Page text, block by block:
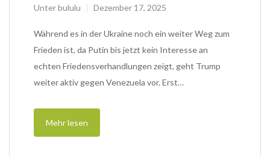
Unterbululu Dezember 17, 2025
Während es in der Ukraine noch ein weiter Weg zum
Frieden ist, da Putin bis jetzt kein Interesse an
echten Friedensverhandlungen zeigt, geht Trump
weiter aktiv gegen Venezuela vor. Erst…
Mehr lesen